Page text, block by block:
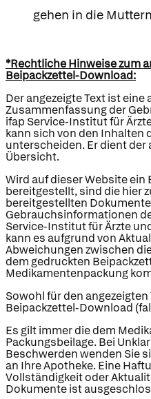
gehen in die
*Rechtliche Hinweise zum
Beipackzettel-Download:
Der angezeigte Text ist
Zusammenfassung der
ifap Service-Institut für
kann sich von den Inhalten
unterscheiden. Er dient
Übersicht.
Wird auf dieser Website
bereitgestellt, sind die hier
bereitgestellten
Gebrauchsinformationen
Service-Institut für Ärzte
kann es aufgrund von
Abweichungen zwischen
dem gedruckten
Medikamentenpackung
Sowohl für den
Beipackzettel-Download
Es gilt immer die dem
Packungsbeilage. Bei
Beschwerden wenden Sie
an Ihre Apotheke. Eine
Vollständigkeit oder
Dokumente ist